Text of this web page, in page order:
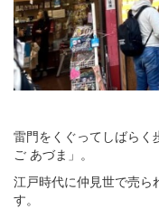
雷門をくぐってしばらく
ご あづま」。
江戸時代に仲見世で売ら
す。